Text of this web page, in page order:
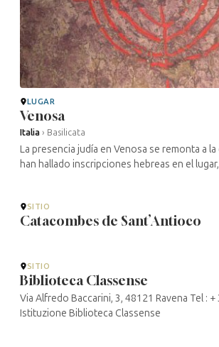
LUGAR
Venosa
Italia › Basilicata
La presencia judía en Venosa se remonta a la
han hallado inscripciones hebreas en el
SITIO
Catacombes de Sant’Antioco
SITIO
Biblioteca Classense
Via Alfredo Baccarini, 3, 48121 Ravena Tel :
Istituzione Biblioteca Classense